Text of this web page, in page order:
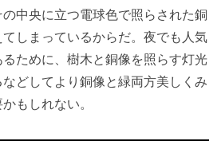
中央に立つ電球色で照らされた銅
しまっているからだ。夜でも人気
ために、樹木と銅像を照らす灯光
どしてより銅像と緑両方美しくみ
もしれない。